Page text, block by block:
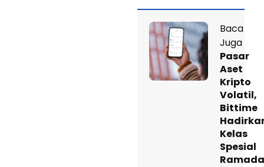
Baca
Juga
Pasar
Aset
Kripto
Volatil,
Bittime
Kelas
Spesial